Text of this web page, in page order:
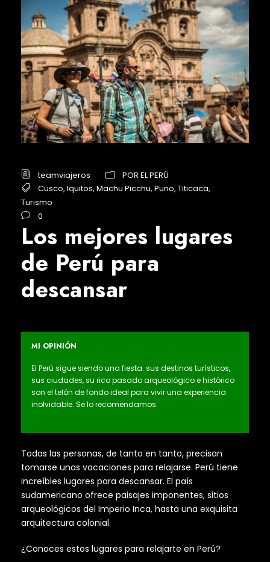
teamviajeros
POR EL PERÚ
Cusco, Iquitos, Machu Picchu, Puno, Titicaca,
Turismo
0
Los mejores lugares
de Perú para
descansar
MI OPINIÓN
El Perú sigue siendo una fiesta: sus destinos turísticos,
sus ciudades, su rico pasado arqueológico e histórico
son el telón de fondo ideal para vivir una experiencia
inolvidable. Se lo recomendamos.
Todas las personas, de tanto en tanto, precisan
tomarse unas vacaciones para relajarse. Perú tiene
increíbles lugares para descansar. El país
sudamericano ofrece paisajes imponentes, sitios
arqueológicos del Imperio Inca, hasta una exquisita
arquitectura colonial.
¿Conoces estos lugares para relajarte en Perú?